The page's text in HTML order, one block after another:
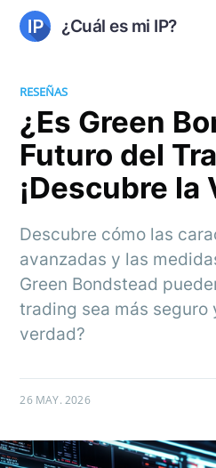
¿Cuál es mi IP?
RESEÑAS
¿Es Green
Futuro del
¡Descubre la
Descubre cómo las
avanzadas y las
Green Bondstead
trading sea más seguro
verdad?
26 MAY. 2026